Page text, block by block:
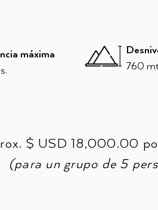
máxima
760
$ USD 18,000.00
(para un grupo de 5